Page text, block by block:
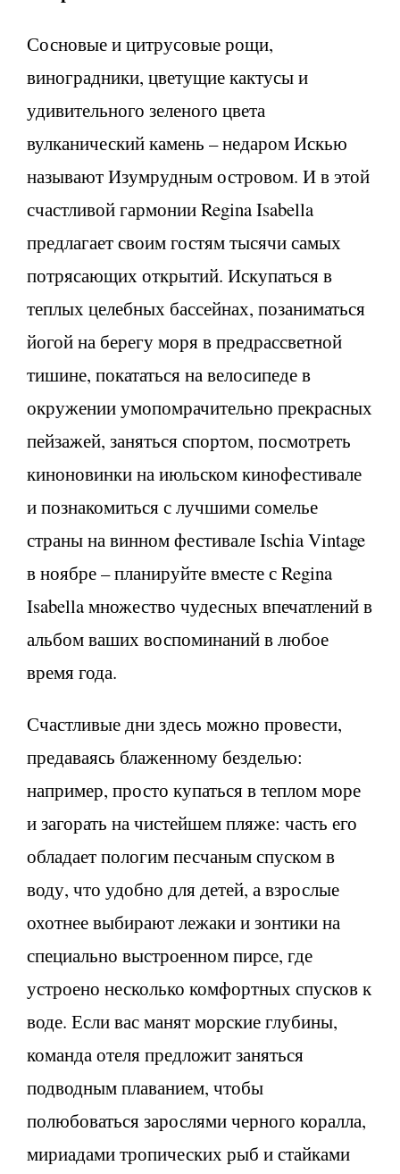
Сосновые и цитрусовые рощи,
виноградники, цветущие кактусы и
удивительного зеленого цвета
вулканический камень – недаром Искью
называют Изумрудным островом. И в этой
счастливой гармонии Regina Isabella
предлагает своим гостям тысячи самых
потрясающих открытий. Искупаться в
теплых целебных бассейнах, позаниматься
йогой на берегу моря в предрассветной
тишине, покататься на велосипеде в
окружении умопомрачительно прекрасных
пейзажей, заняться спортом, посмотреть
киноновинки на июльском кинофестивале
и познакомиться с лучшими сомелье
страны на винном фестивале Ischia Vintage
в ноябре – планируйте вместе с Regina
Isabella множество чудесных впечатлений в
альбом ваших воспоминаний в любое
время года.
Счастливые дни здесь можно провести,
предаваясь блаженному безделью:
например, просто купаться в теплом море
и загорать на чистейшем пляже: часть его
обладает пологим песчаным спуском в
воду, что удобно для детей, а взрослые
охотнее выбирают лежаки и зонтики на
специально выстроенном пирсе, где
устроено несколько комфортных спусков к
воде. Если вас манят морские глубины,
команда отеля предложит заняться
подводным плаванием, чтобы
полюбоваться зарослями черного коралла,
мириадами тропических рыб и стайками